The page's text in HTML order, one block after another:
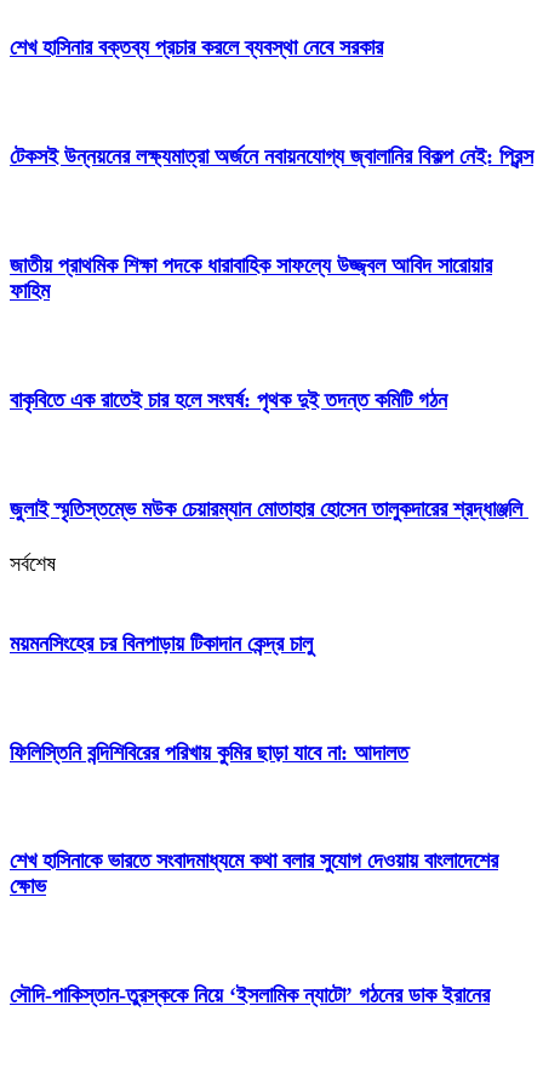
শেখ হাসিনার বক্তব্য প্রচার করলে ব্যবস্থা নেবে সরকার
টেকসই উন্নয়নের লক্ষ্যমাত্রা অর্জনে নবায়নযোগ্য জ্বালানির বিকল্প নেই: প্রিন্স
জাতীয় প্রাথমিক শিক্ষা পদকে ধারাবাহিক সাফল্যে উজ্জ্বল আবিদ সারোয়ার
ফাহিম
বাকৃবিতে এক রাতেই চার হলে সংঘর্ষ: পৃথক দুই তদন্ত কমিটি গঠন
জুলাই স্মৃতিস্তম্ভে মউক চেয়ারম্যান মোতাহার হোসেন তালুকদারের শ্রদ্ধাঞ্জলি
সর্বশেষ
ময়মনসিংহের চর বিনপাড়ায় টিকাদান কেন্দ্র চালু
ফিলিস্তিনি বন্দিশিবিরের পরিখায় কুমির ছাড়া যাবে না: আদালত
শেখ হাসিনাকে ভারতে সংবাদমাধ্যমে কথা বলার সুযোগ দেওয়ায় বাংলাদেশের
ক্ষোভ
সৌদি-পাকিস্তান-তুরস্ককে নিয়ে ‘ইসলামিক ন্যাটো’ গঠনের ডাক ইরানের